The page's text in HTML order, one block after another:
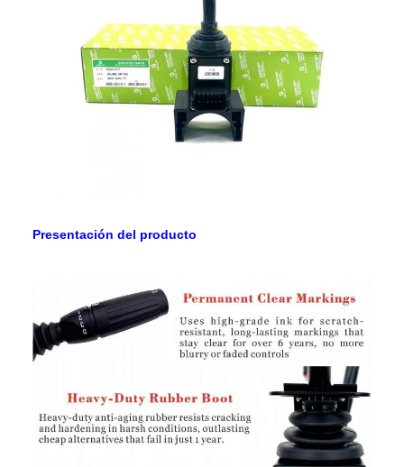
total de las contribuciones.
Regiones de
Europa, Estados Unidos, Canadá,
América del Sur, África, Oriente
Medio
Presentación del producto